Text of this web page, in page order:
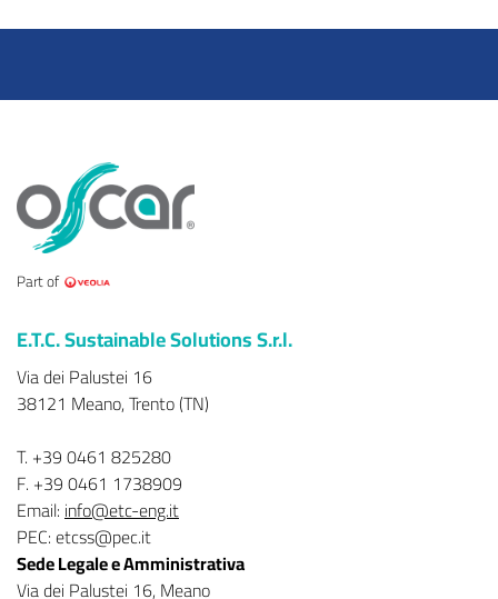
Part of
E.T.C. Sustainable Solutions S.r.l.
Via dei Palustei 16
38121 Meano, Trento (TN)
T. +39 0461 825280
F. +39 0461 1738909
Email:info@etc-eng.it
PEC: etcss@pec.it
Sede Legale e Amministrativa
Via dei Palustei 16, Meano